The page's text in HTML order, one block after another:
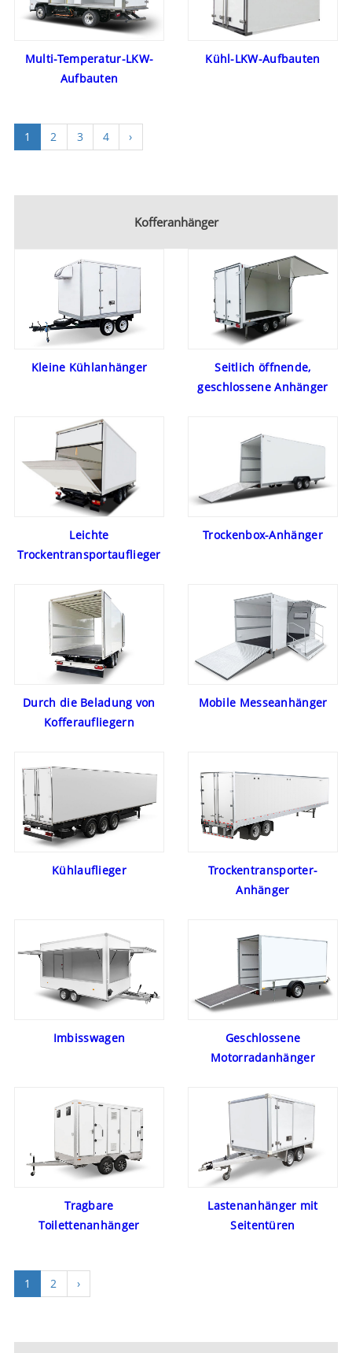
Multi-Temperatur-LKW-
Aufbauten
Kühl-LKW-Aufbauten
1 2 3 4 ›
Kofferanhänger
Kleine Kühlanhänger
Seitlich öffnende,
geschlossene Anhänger
Leichte
Trockentransportauflieger
Trockenbox-Anhänger
Durch die Beladung von
Kofferaufliegern
Mobile Messeanhänger
Kühlauflieger
Trockentransporter-
Anhänger
Imbisswagen
Geschlossene
Motorradanhänger
Tragbare
Toilettenanhänger
Lastenanhänger mit
Seitentüren
1 2 ›